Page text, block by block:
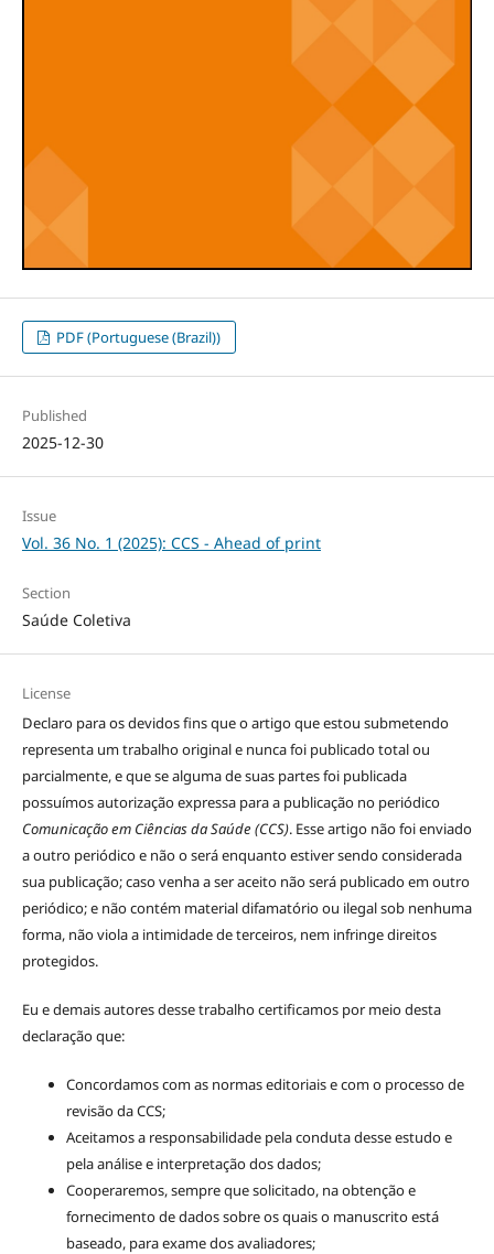
PDF (Portuguese (Brazil))
Published
2025-12-30
Issue
Vol. 36 No. 1 (2025): CCS - Ahead of print
Section
Saúde Coletiva
License
Declaro para os devidos fins que o artigo que estou submetendo
representa um trabalho original e nunca foi publicado total ou
parcialmente, e que se alguma de suas partes foi publicada
possuímos autorização expressa para a publicação no periódico
Comunicação em Ciências da Saúde (CCS). Esse artigo não foi enviado
a outro periódico e não o será enquanto estiver sendo considerada
sua publicação; caso venha a ser aceito não será publicado em outro
periódico; e não contém material difamatório ou ilegal sob nenhuma
forma, não viola a intimidade de terceiros, nem infringe direitos
protegidos.
Eu e demais autores desse trabalho certificamos por meio desta
declaração que:
Concordamos com as normas editoriais e com o processo de
revisão da CCS;
Aceitamos a responsabilidade pela conduta desse estudo e
pela análise e interpretação dos dados;
Cooperaremos, sempre que solicitado, na obtenção e
fornecimento de dados sobre os quais o manuscrito está
baseado, para exame dos avaliadores;